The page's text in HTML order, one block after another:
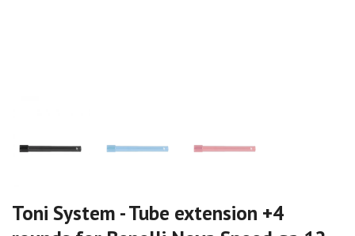
Toni System - Tube extension +4